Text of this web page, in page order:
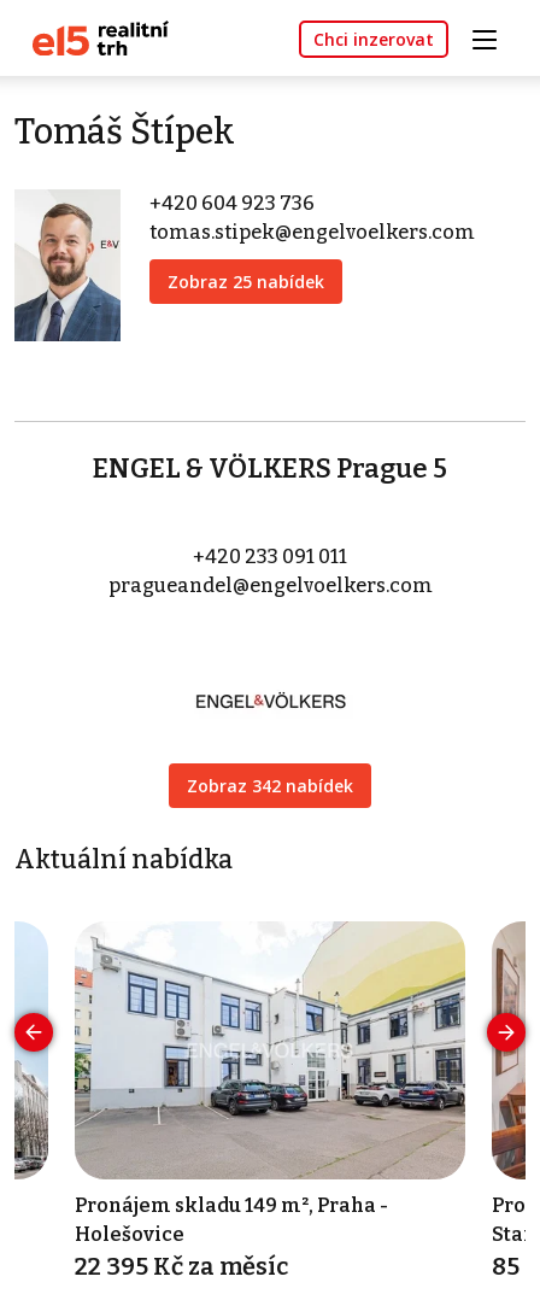
Chci inzerovat
Tomáš Štípek
+420 604 923 736
tomas.stipek@engelvoelkers.com
Zobraz 25 nabídek
ENGEL & VÖLKERS Prague 5
+420 233 091 011
pragueandel@engelvoelkers.com
Zobraz 342 nabídek
Aktuální nabídka
Pronájem skladu 149 m², Praha -
Holešovice
22 395 Kč za měsíc 85